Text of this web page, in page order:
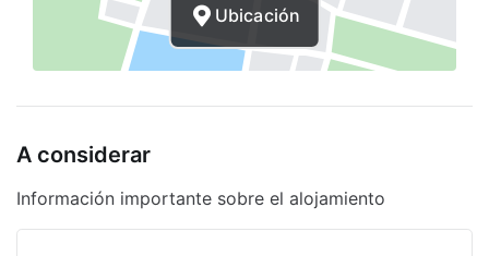
Aparcamiento accesible para sillas de
Desayuno gratis para llevar
Resguardo de equipaje
Ubicación
A considerar
Información importante sobre el alojamiento